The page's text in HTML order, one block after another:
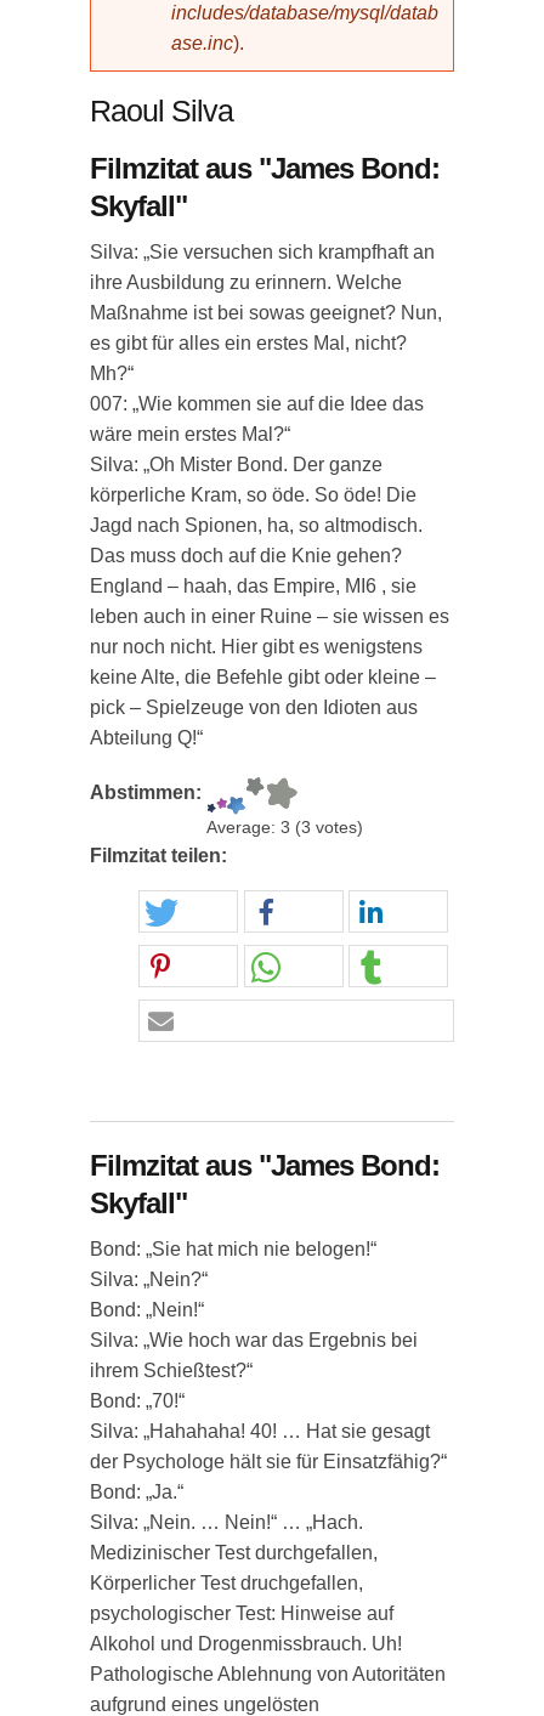
includes/database/mysql/datab
ase.inc).
Raoul Silva
Filmzitat aus "James Bond:
Skyfall"
Silva: „Sie versuchen sich krampfhaft an
ihre Ausbildung zu erinnern. Welche
Maßnahme ist bei sowas geeignet? Nun,
es gibt für alles ein erstes Mal, nicht?
Mh?“
007: „Wie kommen sie auf die Idee das
wäre mein erstes Mal?“
Silva: „Oh Mister Bond. Der ganze
körperliche Kram, so öde. So öde! Die
Jagd nach Spionen, ha, so altmodisch.
Das muss doch auf die Knie gehen?
England – haah, das Empire, MI6 , sie
leben auch in einer Ruine – sie wissen es
nur noch nicht. Hier gibt es wenigstens
keine Alte, die Befehle gibt oder kleine –
pick – Spielzeuge von den Idioten aus
Abteilung Q!“
Abstimmen:
Average: 3 (3 votes)
Filmzitat teilen:
Filmzitat aus "James Bond:
Skyfall"
Bond: „Sie hat mich nie belogen!“
Silva: „Nein?“
Bond: „Nein!“
Silva: „Wie hoch war das Ergebnis bei
ihrem Schießtest?“
Bond: „70!“
Silva: „Hahahaha! 40! … Hat sie gesagt
der Psychologe hält sie für Einsatzfähig?“
Bond: „Ja.“
Silva: „Nein. … Nein!“ … „Hach.
Medizinischer Test durchgefallen,
Körperlicher Test druchgefallen,
psychologischer Test: Hinweise auf
Alkohol und Drogenmissbrauch. Uh!
Pathologische Ablehnung von Autoritäten
aufgrund eines ungelösten